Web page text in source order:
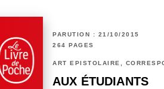
PARUTION : 21/10/2015
264 PAGES
ART ÉPISTOLAIRE,
AUX ÉTUDIANTS